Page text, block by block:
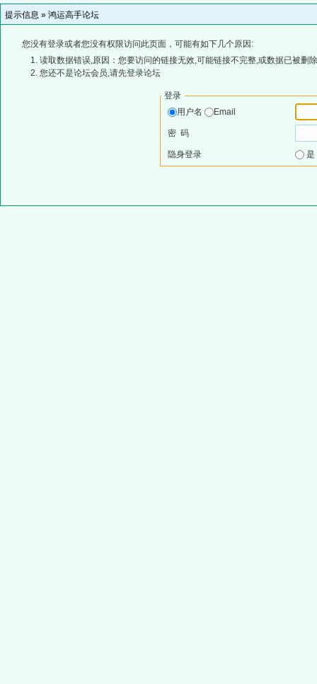
提示信息 » 鸿运高手论坛
您没有登录或者您没有权限访问此页面，可能有如下几个原因:
读取数据错误,原因：您要访问的链接无效,可能链接不完整,或数据已被删
您还不是论坛会员,请先登录论坛
登录
用户名
Email
密 码
隐身登录